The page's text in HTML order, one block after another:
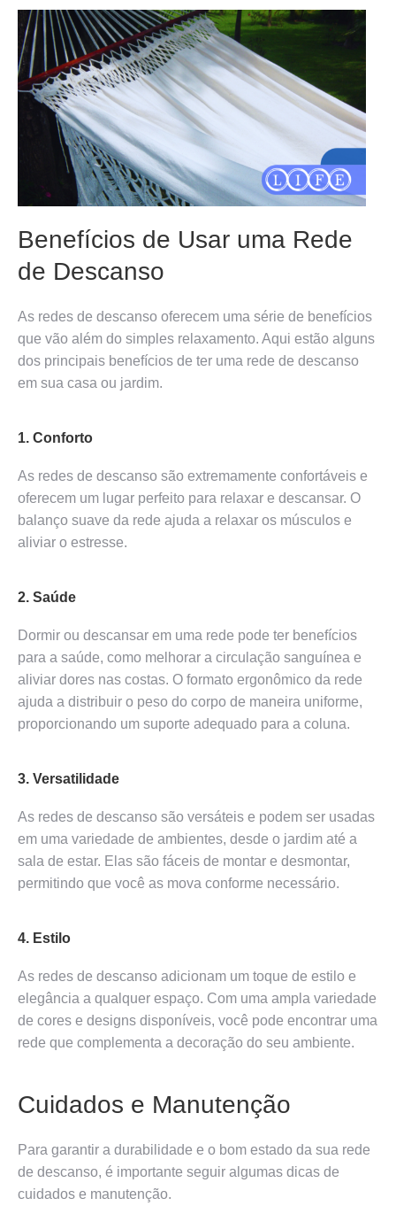
Benefícios de Usar uma Rede
de Descanso
As redes de descanso oferecem uma série de benefícios
que vão além do simples relaxamento. Aqui estão alguns
dos principais benefícios de ter uma rede de descanso
em sua casa ou jardim.
1. Conforto
As redes de descanso são extremamente confortáveis e
oferecem um lugar perfeito para relaxar e descansar. O
balanço suave da rede ajuda a relaxar os músculos e
aliviar o estresse.
2. Saúde
Dormir ou descansar em uma rede pode ter benefícios
para a saúde, como melhorar a circulação sanguínea e
aliviar dores nas costas. O formato ergonômico da rede
ajuda a distribuir o peso do corpo de maneira uniforme,
proporcionando um suporte adequado para a coluna.
3. Versatilidade
As redes de descanso são versáteis e podem ser usadas
em uma variedade de ambientes, desde o jardim até a
sala de estar. Elas são fáceis de montar e desmontar,
permitindo que você as mova conforme necessário.
4. Estilo
As redes de descanso adicionam um toque de estilo e
elegância a qualquer espaço. Com uma ampla variedade
de cores e designs disponíveis, você pode encontrar uma
rede que complementa a decoração do seu ambiente.
Cuidados e Manutenção
Para garantir a durabilidade e o bom estado da sua rede
de descanso, é importante seguir algumas dicas de
cuidados e manutenção.